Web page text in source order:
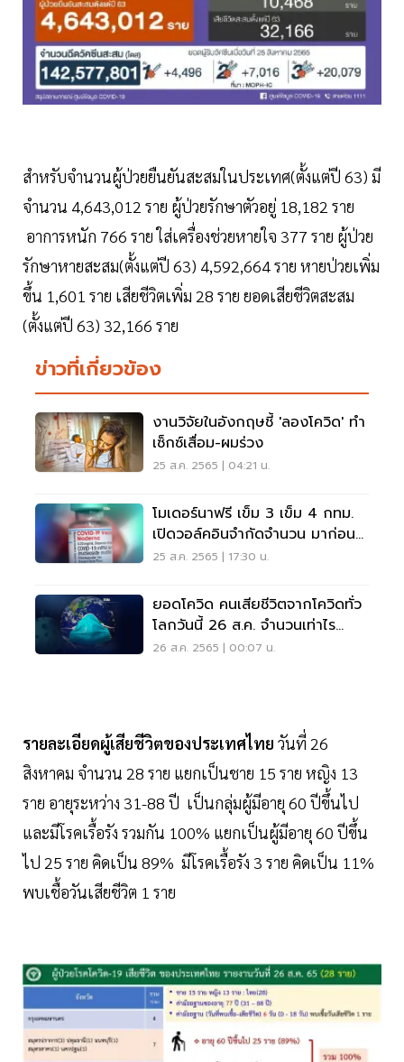
สำหรับจำนวนผู้ป่วยยืนยันสะสมในประเทศ(ตั้งแต่ปี 63) มี
จำนวน 4,643,012 ราย ผู้ป่วยรักษาตัวอยู่ 18,182 ราย
อาการหนัก 766 ราย ใส่เครื่องช่วยหายใจ 377 ราย ผู้ป่วย
รักษาหายสะสม(ตั้งแต่ปี 63) 4,592,664 ราย หายป่วยเพิ่ม
ขึ้น 1,601 ราย เสียชีวิตเพิ่ม 28 ราย ยอดเสียชีวิตสะสม
(ตั้งแต่ปี 63) 32,166 ราย
ข่าวที่เกี่ยวข้อง
งานวิจัยในอังกฤษชี้ 'ลองโควิด' ทำ
เซ็กซ์เสื่อม-ผมร่วง
25 ส.ค. 2565 | 04:21 น.
โมเดอร์นาฟรี เข็ม 3 เข็ม 4 กทม.
เปิดวอล์คอินจำกัดจำนวน มาก่อนมี
สิทธิ์ก่อน
25 ส.ค. 2565 | 17:30 น.
ยอดโควิด คนเสียชีวิตจากโควิดทั่ว
โลกวันนี้ 26 ส.ค. จำนวนเท่าไร
อัพเดทที่นี่
26 ส.ค. 2565 | 00:07 น.
รายละเอียดผู้เสียชีวิตของประเทศไทย วันที่ 26
สิงหาคม จำนวน 28 ราย แยกเป็นชาย 15 ราย หญิง 13
ราย อายุระหว่าง 31-88 ปี เป็นกลุ่มผู้มีอายุ 60 ปีขึ้นไป
และมีโรคเรื้อรัง รวมกัน 100% แยกเป็นผู้มีอายุ 60 ปีขึ้น
ไป 25 ราย คิดเป็น 89% มีโรคเรื้อรัง 3 ราย คิดเป็น 11%
พบเชื้อวันเสียชีวิต 1 ราย